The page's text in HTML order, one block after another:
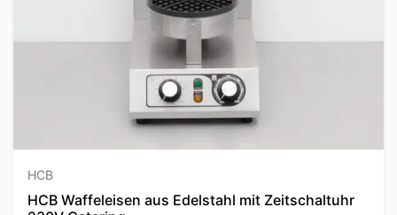
HCB
HCB Waffeleisen aus Edelstahl mit Zeitschaltuhr